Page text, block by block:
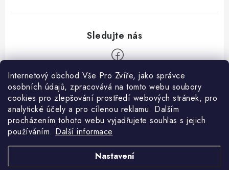
Internetový obchod Vše Pro Zvíře, jako správce
osobních údajů, zpracovává na tomto webu soubory
cookies pro zlepšování prostředí webových stránek, pro
analytické účely a pro cílenou reklamu. Dalším
procházením tohoto webu vyjadřujete souhlas s jejich
používáním. Další informace
Nastavení
Informace pro Vás
Ceník dopravy
Kontakty
Obchodní podmínky
Heuréka recenze